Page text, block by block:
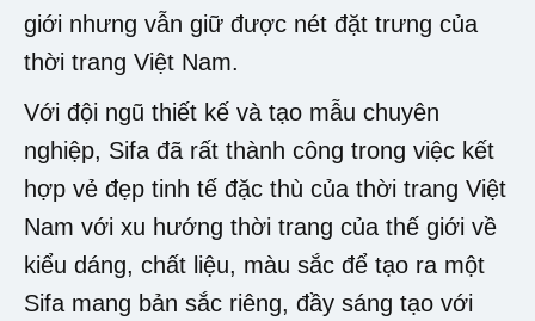
giới nhưng vẫn giữ được nét đặt trưng của
thời trang Việt Nam.
Với đội ngũ thiết kế và tạo mẫu chuyên
nghiệp, Sifa đã rất thành công trong việc kết
hợp vẻ đẹp tinh tế đặc thù của thời trang Việt
Nam với xu hướng thời trang của thế giới về
kiểu dáng, chất liệu, màu sắc để tạo ra một
Sifa mang bản sắc riêng, đầy sáng tạo với